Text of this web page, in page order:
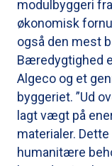
modulbyggeri
økonomisk
også den mest
Bæredygtighed
Algeco og et
byggeriet. ”Ud
lagt vægt på
materialer.
humanitære